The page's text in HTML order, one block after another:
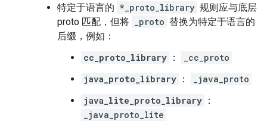
特定于语言的 *_proto_library 规则应与底层
proto 匹配，但将
_proto 替换为特定于语言的
后缀，例如：
cc_proto_library ：
_cc_proto
java_proto_library ：
_java_proto
java_lite_proto_library ：
_java_proto_lite